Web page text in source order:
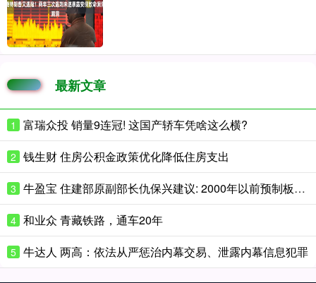
最新文章
1 富瑞众投 销量9连冠! 这国产轿车凭啥这么横?
2 钱生财 住房公积金政策优化降低住房支出
3 牛盈宝 住建部原副部长仇保兴建议: 2000年以前预制板结构的房子都应逐步拆除
4 和业众 青藏铁路，通车20年
5 牛达人 两高：依法从严惩治内幕交易、泄露内幕信息犯罪